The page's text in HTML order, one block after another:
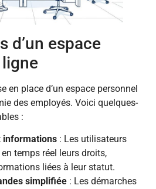
d’un espace
en place d’un espace personnel
des employés. Voici quelques-
:
informations : Les utilisateurs
temps réel leurs droits,
liées à leur statut.
simplifiée : Les démarches